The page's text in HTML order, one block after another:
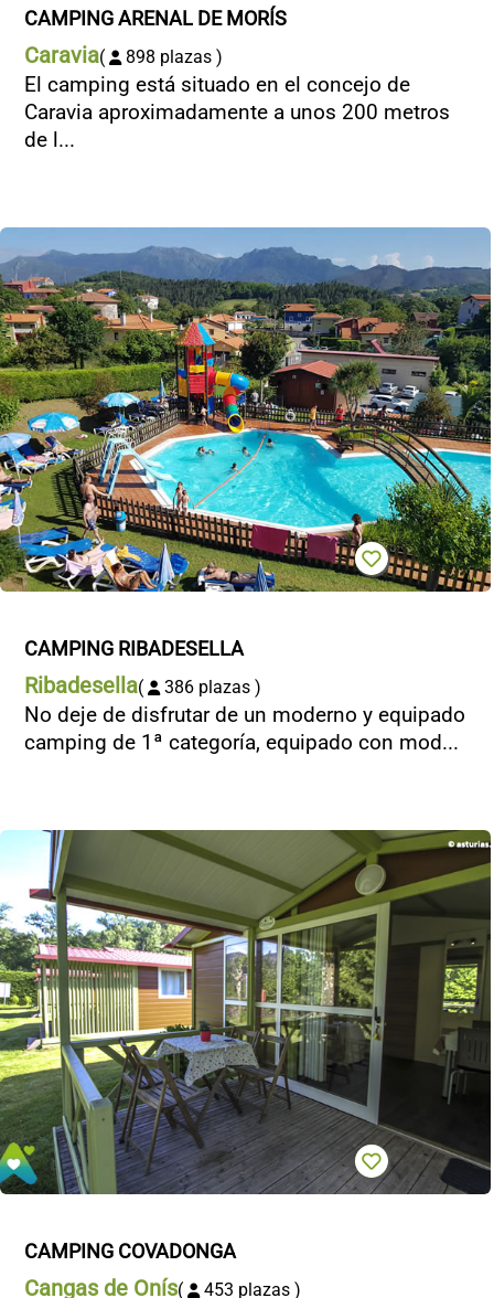
CAMPING ARENAL DE MORÍS
Caravia( 898 plazas )
El camping está situado en el concejo de
Caravia aproximadamente a unos 200 metros
de l...
CAMPING RIBADESELLA
Ribadesella( 386 plazas )
No deje de disfrutar de un moderno y equipado
camping de 1ª categoría, equipado con mod...
CAMPING COVADONGA
Cangas de Onís( 453 plazas )